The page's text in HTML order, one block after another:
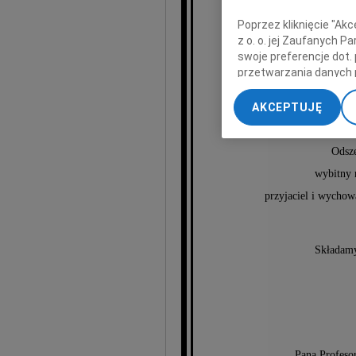
Wieloletniego
i Kierownika
wybitny
przyjaciel i
Poprzez kliknięcie
z o. o. jej Zaufanych
swoje preferencje dot.
przetwarzania danych
„Ustawienia
My, nasi Zaufani
dokładnych danych
Przechowywanie
treści, badnie
AKCEPTUJĘ